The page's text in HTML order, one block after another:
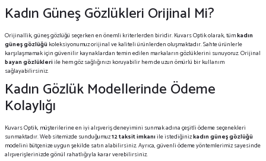
Kadın Güneş Gözlükleri Orijinal Mi?
Orijinallik, güneş gözlüğü seçerken en önemli kriterlerden biridir. Kuvars Optik olarak, tümkadın
güneş gözlüğü koleksiyonumuz orijinal ve kaliteli ürünlerden oluşmaktadır. Sahte ürünlerle
karşılaşmamak için güvenilir kaynaklardan temin edilen markaların gözlüklerini sunuyoruz. Orijinal
bayan gözlükleriile hem göz sağlığınızı koruyabilir hem de uzun ömürlü bir kullanım
sağlayabilirsiniz.
Kadın Gözlük Modellerinde Ödeme
Kolaylığı
Kuvars Optik, müşterilerine en iyi alışveriş deneyimini sunmak adına çeşitli ödeme seçenekleri
sunmaktadır. Web sitemizde sunduğumuz12 taksit imkanıile istediğinizkadın güneş gözlüğü
modelini bütçenize uygun şekilde satın alabilirsiniz. Ayrıca, güvenli ödeme yöntemlerimiz sayesinde
alışverişlerinizde gönül rahatlığıyla karar verebilirsiniz.